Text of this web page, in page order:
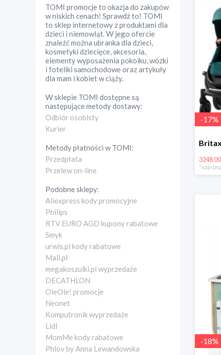
TOMI promocje to okazja do zakupów
w niskich cenach! Sprawdź to! TOMI
to sklep internetowy z produktami dla
dzieci i niemowląt. W jego ofercie
znaleźć można ubranka dla dzieci,
kosmetyki dziecięce, akcesoria,
elementy wyposażenia pokoiku, wózki
i foteliki samochodowe oraz artykuły
dla mam i kobiet w ciąży.
W sklepie TOMI dostępne są
następujące metody dostawy:
Odbiór osobisty
Kurier
Metody płatności wTOMI:
Przedpłata
Przelew on-line
Podobne sklepy:
Aliexpress kody promocyjne
Philips
RTV EURO AGD kupony rabatowe
Smyk
urwis.pl kody rabatowe
Mall.pl
megakoszulki.pl wyprzedaże
DECATHLON
OleOle! promocje
Neonet
Komputronik wyprzedaże
Lidl
MomMe kody rabatowe
Phlov by Anna Lewandowska
-17%
3248.00
-18%